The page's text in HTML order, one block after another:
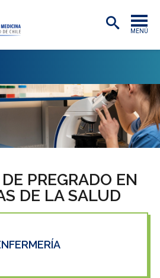
MENÚ
OS
PREGRADO EN
DE LA SALUD